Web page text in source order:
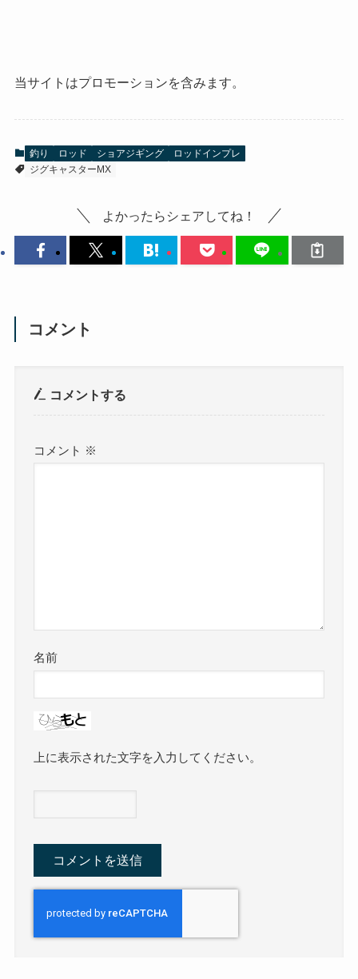
当サイトはプロモーションを含みます。
釣り ロッド ショアジギング
ロッドインプレ
ジグキャスターMX
よかったらシェアしてね！
コメント
コメントする
コメント ※
名前
上に表示された文字を入力してください。